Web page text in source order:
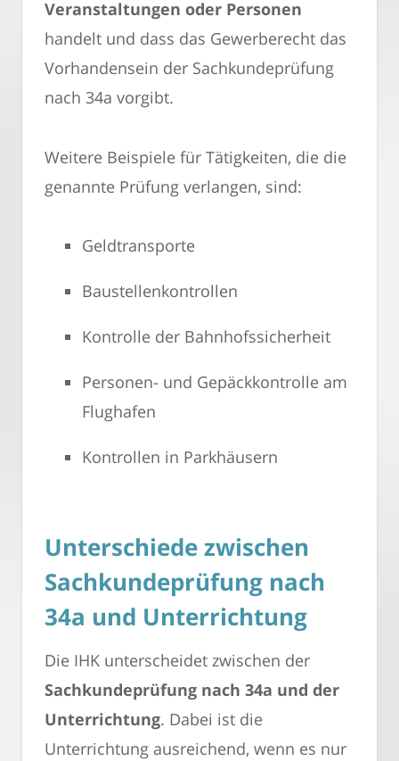
Veranstaltungen oder Personen
handelt und dass das Gewerberecht das
Vorhandensein der Sachkundeprüfung
nach 34a vorgibt.
Weitere Beispiele für Tätigkeiten, die die
genannte Prüfung verlangen, sind:
Geldtransporte
Baustellenkontrollen
Kontrolle der Bahnhofssicherheit
Personen- und Gepäckkontrolle am
Flughafen
Kontrollen in Parkhäusern
Unterschiede zwischen
Sachkundeprüfung nach
34a und Unterrichtung
Die IHK unterscheidet zwischen der
Sachkundeprüfung nach 34a und der
Unterrichtung. Dabei ist die
Unterrichtung ausreichend, wenn es nur